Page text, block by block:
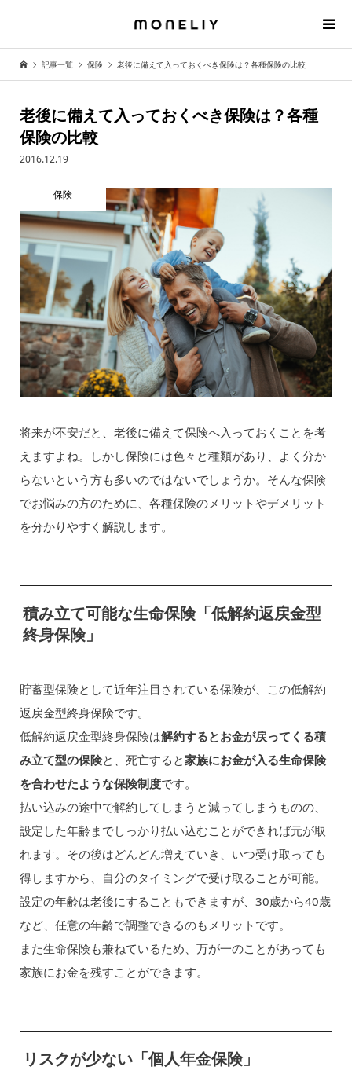
記事一覧 保険 老後に備えて入っておくべき保険は？各種保険の比較
老後に備えて入っておくべき保険は？各種
保険の比較
2016.12.19
保険
将来が不安だと、老後に備えて保険へ入っておくことを考
えますよね。しかし保険には色々と種類があり、よく分か
らないという方も多いのではないでしょうか。そんな保険
でお悩みの方のために、各種保険のメリットやデメリット
を分かりやすく解説します。
積み立て可能な生命保険「低解約返戻金型
終身保険」
貯蓄型保険として近年注目されている保険が、この低解約
返戻金型終身保険です。
低解約返戻金型終身保険は解約するとお金が戻ってくる積
み立て型の保険と、死亡すると家族にお金が入る生命保険
を合わせたような保険制度です。
払い込みの途中で解約してしまうと減ってしまうものの、
設定した年齢までしっかり払い込むことができれば元が取
れます。その後はどんどん増えていき、いつ受け取っても
得しますから、自分のタイミングで受け取ることが可能。
設定の年齢は老後にすることもできますが、30歳から40歳
など、任意の年齢で調整できるのもメリットです。
また生命保険も兼ねているため、万が一のことがあっても
家族にお金を残すことができます。
リスクが少ない「個人年金保険」